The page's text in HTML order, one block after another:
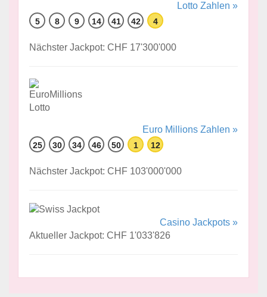
Lotto Zahlen »
5 8 9 14 41 42 4
Nächster Jackpot: CHF 17'300'000
Euro Millions Zahlen »
25 30 34 46 50 1 12
Nächster Jackpot: CHF 103'000'000
Casino Jackpots »
Aktueller Jackpot: CHF 1'033'826